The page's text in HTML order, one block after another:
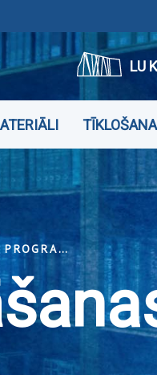
LU
TĪKLOŠANA
TIKUMISKĀS AUDZINĀŠANAS PROGRAMMA